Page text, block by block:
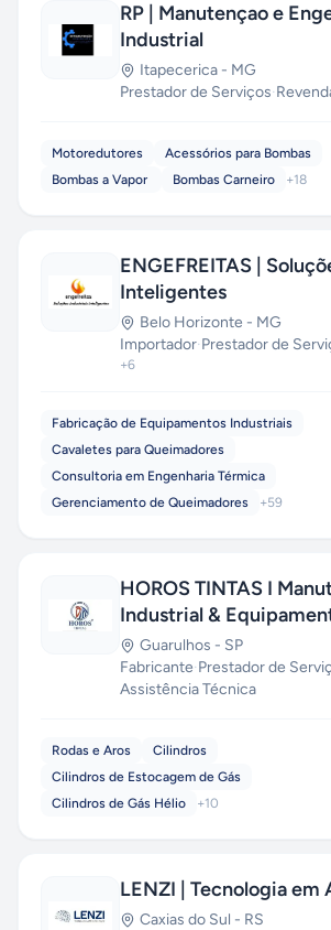
RP | Manutençao e
Industrial
Itapecerica - MG
Prestador de Serviços·
Motoredutores
Acessórios para Bombas
Bombas a Vapor
Bombas Carneiro +18
ENGEFREITAS |
Inteligentes
Belo Horizonte - MG
Importador·Prestador de
+6
Fabricação de Equipamentos Industriais
Cavaletes para Queimadores
Consultoria em Engenharia Térmica
Gerenciamento de Queimadores
+59
HOROS TINTAS I
Industrial &
Guarulhos - SP
Fabricante·Prestador de
Assistência Técnica
Rodas e Aros
Cilindros
Cilindros de Estocagem de Gás
Cilindros de Gás Hélio
+10
LENZI | Tecnologia em
Caxias do Sul - RS